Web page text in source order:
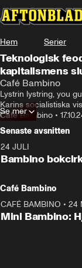
Hem Serier
Teknologisk
kapitalismens
Café Bambino
Lystrin lystring, you
Karins socialistiska
heller Tones (Mad
system som suger ut
TEKNOLOGISKA
I alla fall enligt Yanis
marxist, som i sin
Café Bambino •
Se mer
Senaste avsnitten
24 JULI
Bambino
Café Bambino
CAFÉ BAMBINO • 24
Mini Bambino: